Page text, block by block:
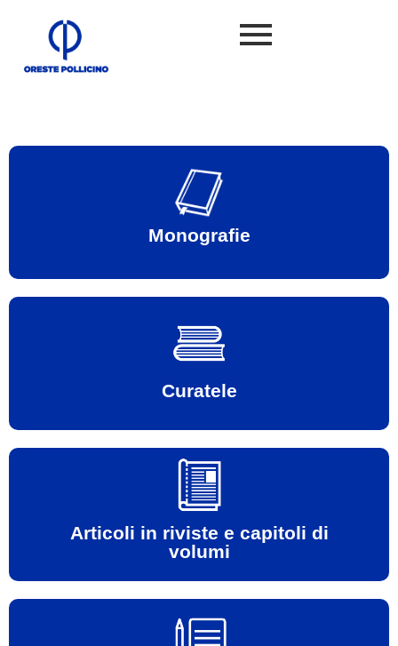
Monografie
Vai alla sezione
Curatele
Vai alla sezione
Articoli in riviste e capitoli di
volumi
Vai alla sezione